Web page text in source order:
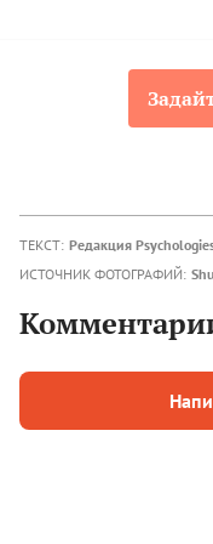
ТЕКСТ: Редакция
ИСТОЧНИК ФОТОГРАФИЙ: